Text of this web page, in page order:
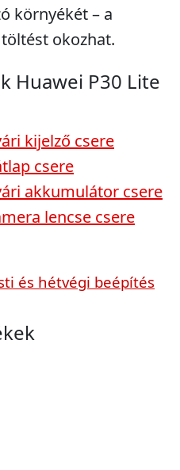
környékét – a
okozhat.
Huawei P30 Lite
kijelző csere
csere
akkumulátor csere
lencse csere
és hétvégi beépítés